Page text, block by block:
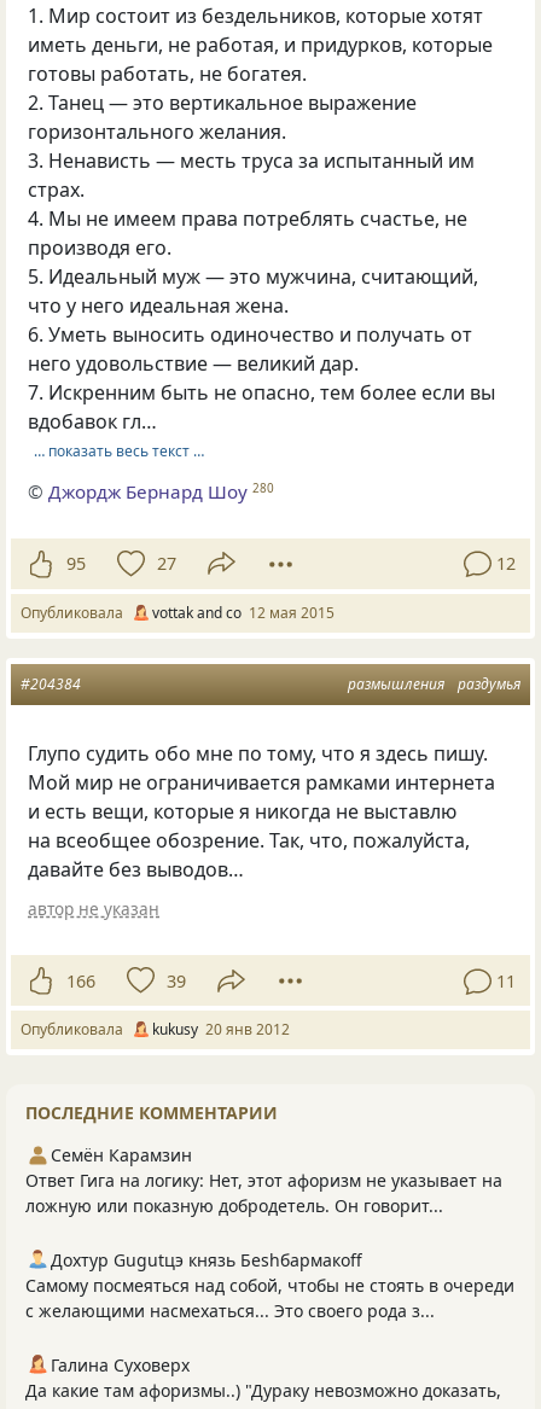
1. Мир состоит из бездельников, которые хотят
иметь деньги, не работая, и придурков, которые
готовы работать, не богатея.
2. Танец — это вертикальное выражение
горизонтального желания.
3. Ненависть — месть труса за испытанный им
страх.
4. Мы не имеем права потреблять счастье, не
производя его.
5. Идеальный муж — это мужчина, считающий,
что у него идеальная жена.
6. Уметь выносить одиночество и получать от
него удовольствие — великий дар.
7. Искренним быть не опасно, тем более если вы
вдобавок гл…
… показать весь текст …
© Джордж Бернард Шоу 280
95 27 12
Опубликовала vottak and co 12 мая 2015
размышления раздумья
#204384
Глупо судить обо мне по тому, что я здесь пишу.
Мой мир не ограничивается рамками интернета
и есть вещи, которые я никогда не выставлю
на всеобщее обозрение. Так, что, пожалуйста,
давайте без выводов…
автор не указан
166 39 11
Опубликовала kukusy 20 янв 2012
ПОСЛЕДНИЕ КОММЕНТАРИИ
Семён Карамзин
Ответ Гига на логику: Нет, этот афоризм не указывает на
ложную или показную добродетель. Он говорит...
Дохтур Gugutцэ князь Беshбармакоff
Самому посмеяться над собой, чтобы не стоять в очереди
с желающими насмехаться... Это своего рода з...
Галина Суховерх
Да какие там афоризмы..) "Дураку невозможно доказать,